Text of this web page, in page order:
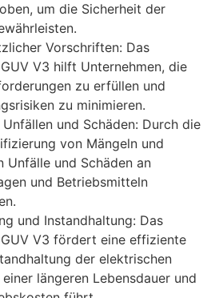
um die Sicherheit der
Vorschriften: Das
V3 hilft Unternehmen, die
zu erfüllen und
zu minimieren.
und Schäden: Durch die
von Mängeln und
Unfälle und Schäden an
und Betriebsmitteln
und Instandhaltung: Das
V3 fördert eine effiziente
der elektrischen
längeren Lebensdauer und